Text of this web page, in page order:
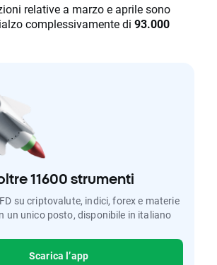
relative a marzo e aprile sono
complessivamente di 93.000
11600 strumenti
su criptovalute, indici, forex e materie
un unico posto, disponibile in italiano
Scarica l’app